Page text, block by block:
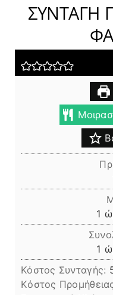
ΣΥΝΤΑΓΗ
1
1
Κόστος Συνταγής:
Kόστος